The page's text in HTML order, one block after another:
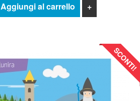
Aggiungi al carrello +
SCONTI!